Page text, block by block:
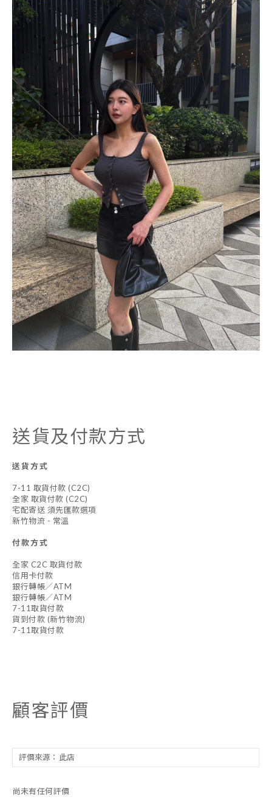
送貨及付款方式
送貨方式
7-11 取貨付款 (C2C)
全家 取貨付款 (C2C)
宅配寄送 須先匯款選項
新竹物流 - 常溫
付款方式
全家 C2C 取貨付款
信用卡付款
銀行轉帳／ATM
銀行轉帳／ATM
7-11取貨付款
貨到付款 (新竹物流)
7-11取貨付款
顧客評價
尚未有任何評價